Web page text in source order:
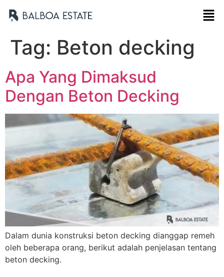
Tag: Beton decking
Apa Yang Dimaksud
Dengan Beton Decking
Dalam dunia konstruksi beton decking dianggap remeh
oleh beberapa orang, berikut adalah penjelasan tentang
beton decking.
Nama Lengkap